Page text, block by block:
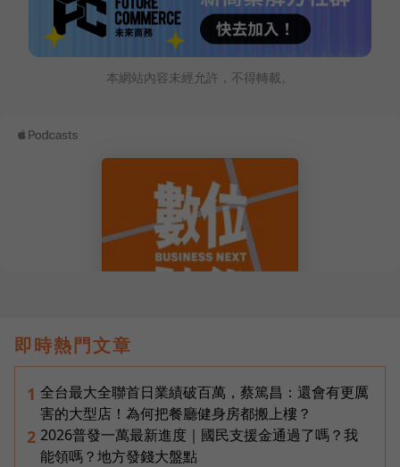
本網站內容未經允許，不得轉載。
即時熱門文章
1 全台最大全聯首日業績破百萬，蔡篤昌：還會有更厲
害的大型店！為何把餐廳健身房都搬上樓？
2 2026普發一萬最新進度｜國民支援金通過了嗎？我
能領嗎？地方發錢大盤點